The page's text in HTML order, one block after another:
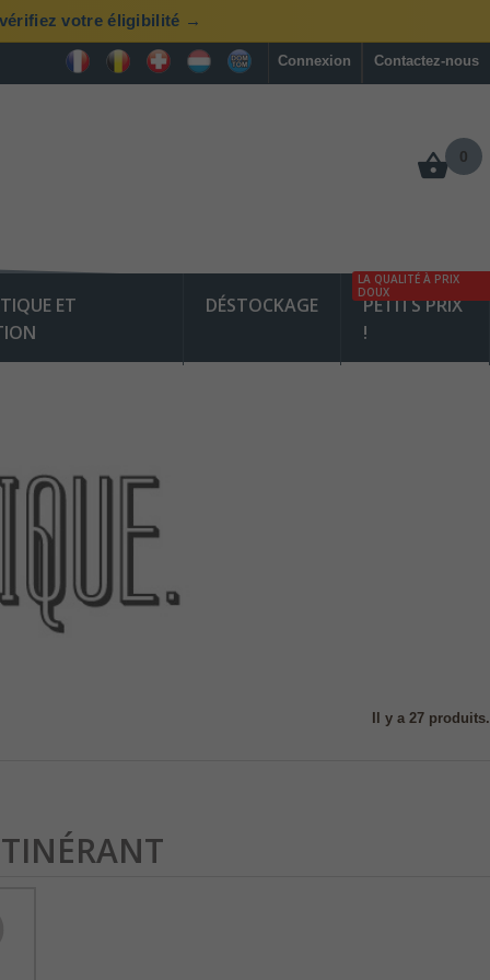
vérifiez votre éligibilité →
Contactez-nous
Connexion
0
ET
DÉSTOCKAGE
PETITS PRIX
!
LA QUALITÉ À PRIX
DOUX
Il y a 27 produits.